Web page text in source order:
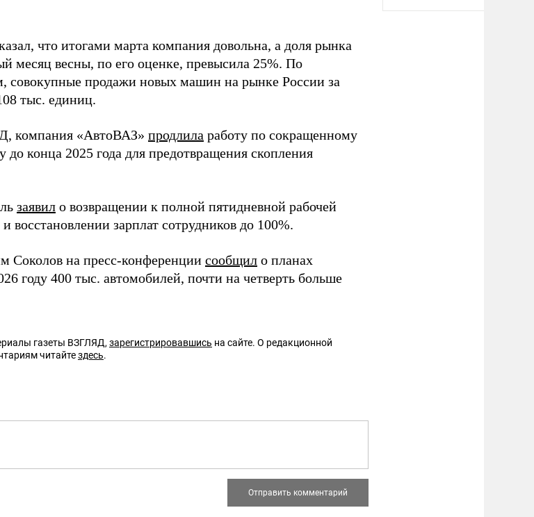
что итогами марта компания довольна, а доля рынка
месяц весны, по его оценке, превысила 25%. По
совокупные продажи новых машин на рынке России за
тыс. единиц.
компания «АвтоВАЗ» продлила работу по сокращенному
до конца 2025 года для предотвращения скопления
заявил о возвращении к полной пятидневной рабочей
восстановлении зарплат сотрудников до 100%.
Соколов на пресс-конференции сообщил о планах
году 400 тыс. автомобилей, почти на четверть больше
газеты ВЗГЛЯД, зарегистрировавшись на сайте. О редакционной
читайтездесь.